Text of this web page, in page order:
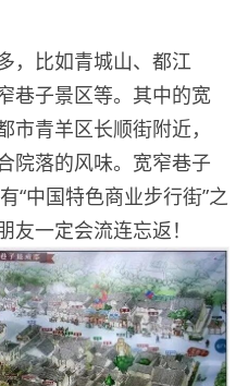
，比如青城山、都江
巷子景区等。其中的宽
青羊区长顺街附近，
院落的风味。宽窄巷子
“中国特色商业步行街”之
一定会流连忘返！